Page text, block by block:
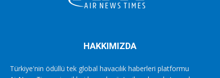
HAKKIMIZDA
Türkiye'nin ödüllü tek global havacılık haberleri platformu